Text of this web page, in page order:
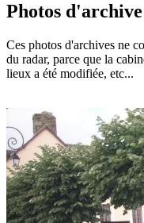
Photos d'archive
Ces photos d'archives ne
du radar, parce que la
lieux a été modifiée, etc...